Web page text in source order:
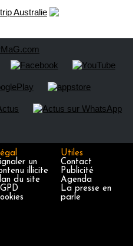
un
illicite
du site
Utiles
Contact
Publicité
Agenda
La presse en
parle